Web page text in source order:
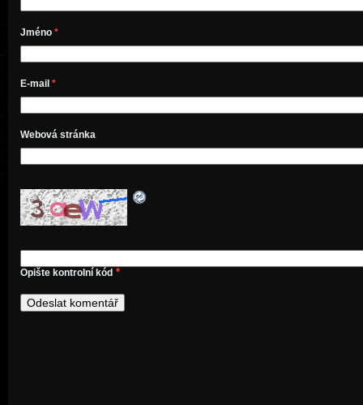
Jméno *
E-mail *
Webová stránka
Opište kontrolní kód *